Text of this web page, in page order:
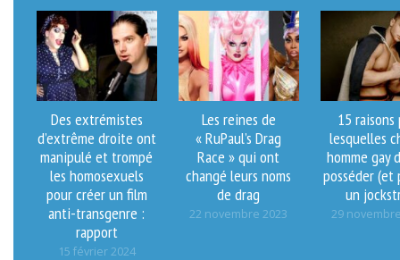
Des extrémistes
d’extrême droite ont
manipulé et trompé
les homosexuels
pour créer un film
anti-transgenre :
rapport
15 février 2024
Les reines de
« RuPaul’s Drag
Race » qui ont
changé leurs noms
de drag
22 novembre 2023
15 raisons
lesquelles
homme gay
posséder
un
29